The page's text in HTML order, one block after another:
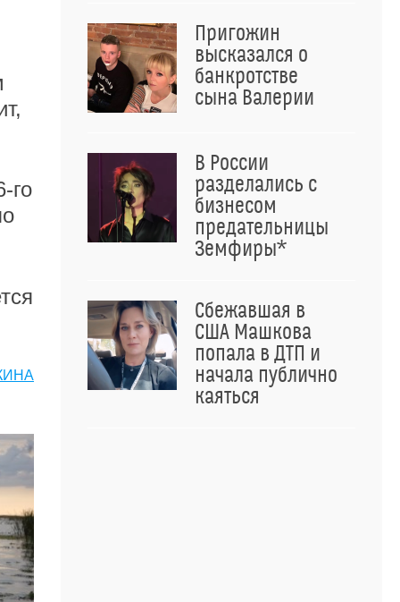
го
Пригожин
высказался о
банкротстве
сына Валерии
В России
разделались с
бизнесом
предательницы
Земфиры*
Сбежавшая в
США Машкова
попала в ДТП и
начала публично
каяться